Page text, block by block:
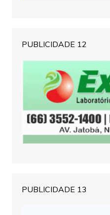
PUBLICIDADE 12
PUBLICIDADE 13